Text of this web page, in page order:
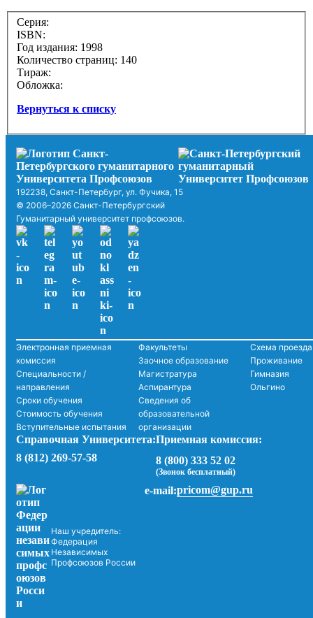
Серия:
ISBN:
Год издания: 1998
Количество страниц: 140
Тираж:
Обложка:
Вернуться к списку
192238, Санкт-Петербург, ул. Фучика, 15
© 2006–2026 Санкт-Петербургский
Гуманитарный университет профсоюзов.
Электронная приемная
комиссия
Специальности /
направления
Сроки обучения
Стоимость обучения
Вступительные испытания
Факультеты
Заочное образование
Магистратура
Аспирантура
Сведения об
образовательной
организации
Схема проезда
Проживание
Гимназия
Ольгино
Справочная Университета:
8 (812) 269-57-58
Приемная комиссия:
8 (800) 333 52 02
(Звонок бесплатный)
Наш учредитель:
Федерация
Независимых
Профсоюзов России
e-mail:pricom@gup.ru